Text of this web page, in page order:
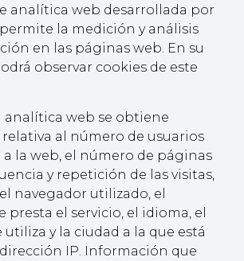
analítica web desarrollada por
la medición y análisis
en las páginas web. En su
observar cookies de este
analítica web se obtiene
al número de usuarios
a la web, el número de páginas
y repetición de las visitas,
navegador utilizado, el
presta el servicio, el idioma, el
y la ciudad a la que está
IP. Información que